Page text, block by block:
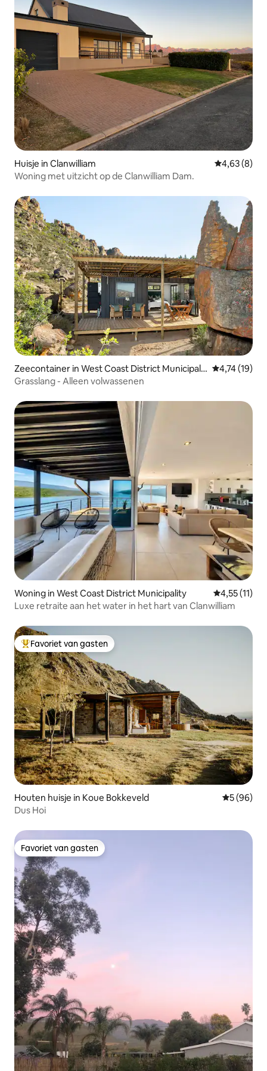
Huisje in Clanwilliam Gemiddelde
4,63 (8)
Woning met uitzicht op de Clanwilliam Dam.
Zeecontainer in West Coast District Municipalit
y
Gemiddelde
4,74 (19)
Grasslang - Alleen volwassenen
Woning in West Coast District Municipality Gemiddelde
4,55 (11)
Luxe retraite aan het water in het hart van Clanwilliam
Topfavoriet van gasten
Favoriet van gasten
Houten huisje in Koue Bokkeveld
5 (96)
Dus Hoi
Favoriet van gasten
Favoriet van gasten